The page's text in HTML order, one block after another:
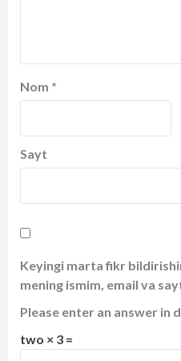
Nom *
Sayt
Keyingi marta fikr
mening ismim, email va
Please enter an answer in
two × 3 =